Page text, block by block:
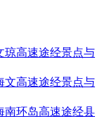
琼高速途经景点与
文高速途经景点与
南环岛高速途经县